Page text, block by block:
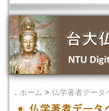
． ホーム > 仏学著者データ